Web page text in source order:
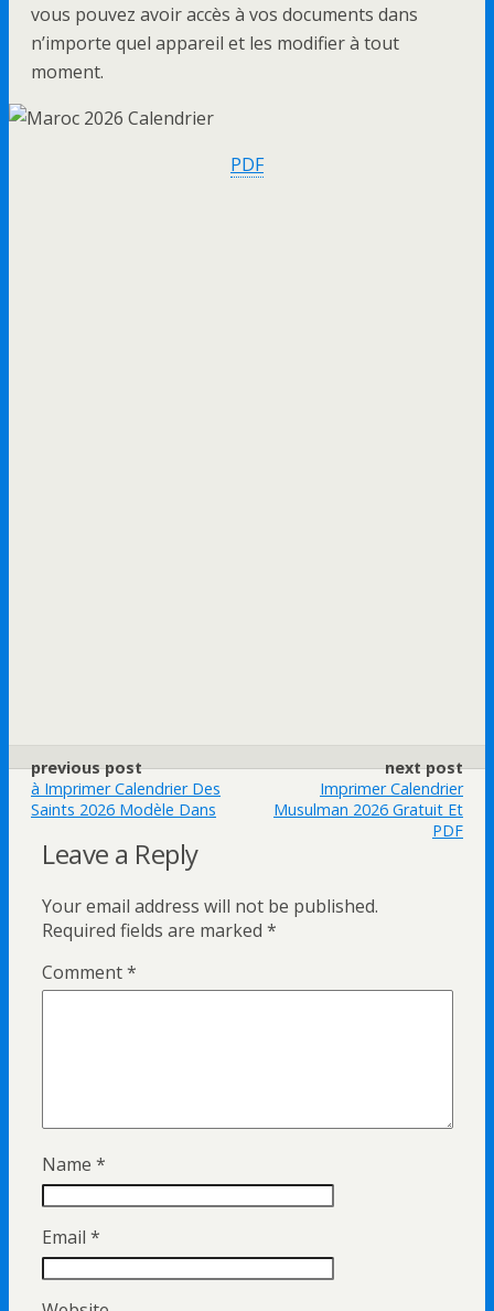
vous pouvez avoir accès à vos documents dans
n’importe quel appareil et les modifier à tout
moment.
PDF
previous post
à Imprimer Calendrier Des
Saints 2026 Modèle Dans
next post
Imprimer Calendrier
Musulman 2026 Gratuit Et
PDF
Leave a Reply
Your email address will not be published.
Required fields are marked *
Comment*
Name *
Email *